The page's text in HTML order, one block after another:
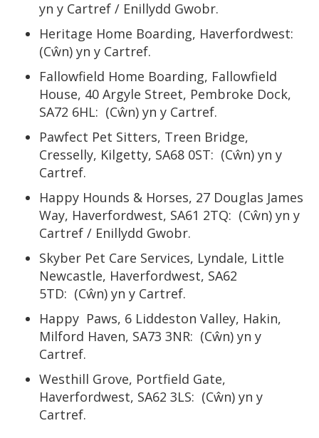
yn y Cartref / Enillydd Gwobr.
Heritage Home Boarding, Haverfordwest:
(Cŵn) yn y Cartref.
Fallowfield Home Boarding, Fallowfield
House, 40 Argyle Street, Pembroke Dock,
SA72 6HL: (Cŵn) yn y Cartref.
Pawfect Pet Sitters, Treen Bridge,
Cresselly, Kilgetty, SA68 0ST: (Cŵn) yn y
Cartref.
Happy Hounds & Horses, 27 Douglas James
Way, Haverfordwest, SA61 2TQ: (Cŵn) yn y
Cartref / Enillydd Gwobr.
Skyber Pet Care Services, Lyndale, Little
Newcastle, Haverfordwest, SA62
5TD: (Cŵn) yn y Cartref.
Happy Paws, 6 Liddeston Valley, Hakin,
Milford Haven, SA73 3NR: (Cŵn) yn y
Cartref.
Westhill Grove, Portfield Gate,
Haverfordwest, SA62 3LS: (Cŵn) yn y
Cartref.